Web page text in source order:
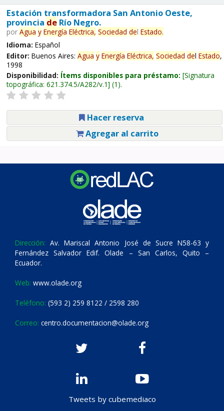
Estación transformadora San Antonio Oeste,
provincia deRío Negro.
por Agua y Energía Eléctrica, Sociedad del Estado.
Idioma: Español
Editor: Buenos Aires: Agua y Energía Eléctrica, Sociedad del Estado,
1998
Disponibilidad: Ítems disponibles para préstamo: Signatura
topográfica: 621.374.5/A282/v.1 (1).
Hacer reserva
Agregar al carrito
Dirección: Av. Mariscal Antonio José de Sucre N58-63 y
Fernández Salvador Edif. Olade – San Carlos, Quito –
Ecuador.
Web: www.olade.org
Teléfono: (593 2) 259 8122 / 2598 280
Correo: centro.documentacion@olade.org
Tweets by cubemediaco